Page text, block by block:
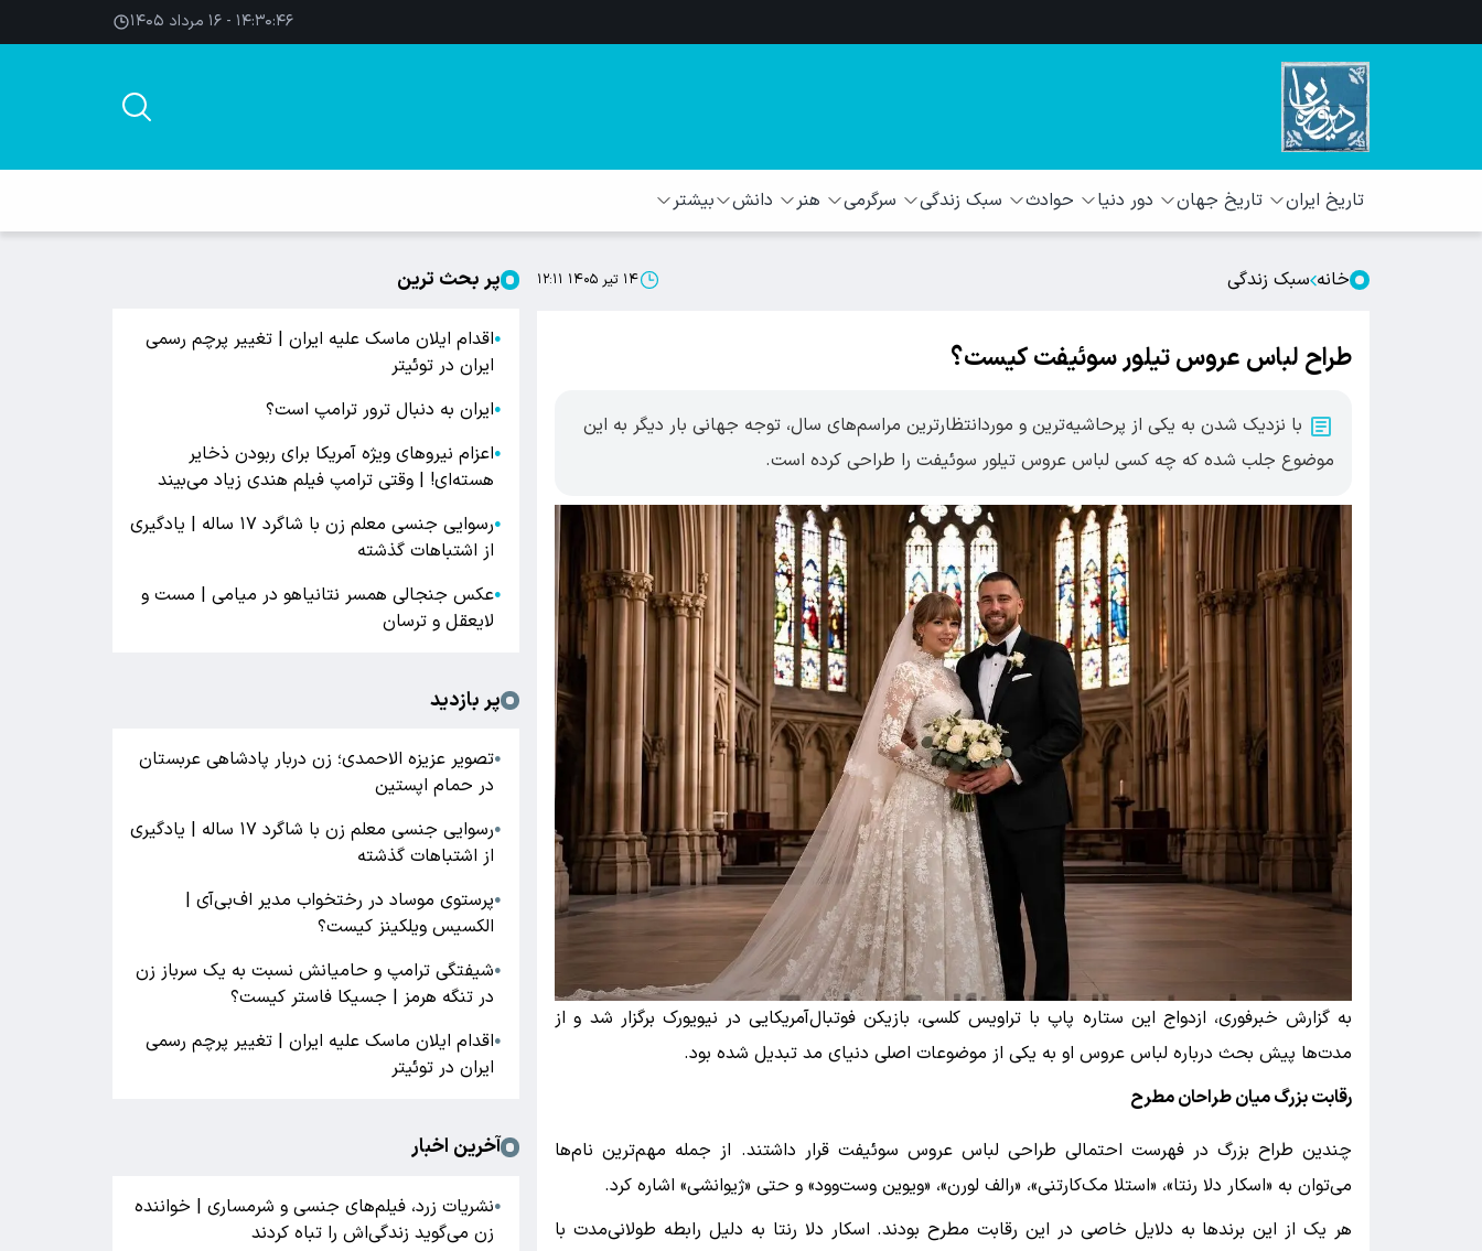
۱۴:۳۰:۴۶ - ۱۶ مرداد ۱۴۰۵
تاریخ ایران تاریخ جهان دور دنیا حوادث سبک زندگی سرگرمی هنر دانش بیشتر
خانه سبک زندگی ۱۴ تیر ۱۴۰۵ ۱۲:۱۱
طراح لباس عروس تیلور سوئیفت کیست؟
با نزدیک شدن به یکی از پرحاشیه‌ترین و موردانتظارترین مراسم‌های سال، توجه جهانی بار دیگر به این
موضوع جلب شده که چه کسی لباس عروس تیلور سوئیفت را طراحی کرده است.
به گزارش خبرفوری، ازدواج این ستاره پاپ با تراویس کلسی، بازیکن فوتبال‌آمریکایی در نیویورک برگزار شد و از
مدت‌ها پیش بحث درباره لباس عروس او به یکی از موضوعات اصلی دنیای مد تبدیل شده بود.
رقابت بزرگ میان طراحان مطرح
چندین طراح بزرگ در فهرست احتمالی طراحی لباس عروس سوئیفت قرار داشتند. از جمله مهم‌ترین نام‌ها
می‌توان به «اسکار دلا رنتا»، «استلا مک‌کارتنی»، «رالف لورن»، «ویوین وست‌وود» و حتی «ژیوانشی» اشاره کرد.
هر یک از این برندها به دلایل خاصی در این رقابت مطرح بودند. اسکار دلا رنتا به دلیل رابطه طولانی‌مدت با
پر بحث ترین
●اقدام ایلان ماسک علیه ایران | تغییر پرچم رسمی
ایران در توئیتر
●ایران به دنبال ترور ترامپ است؟
●اعزام نیروهای ویژه آمریکا برای ربودن ذخایر
هسته‌ای! | وقتی ترامپ فیلم هندی زیاد می‌بیند
●
رسوایی جنسی معلم زن با شاگرد ۱۷ ساله | یادگیری
از اشتباهات گذشته
●عکس جنجالی همسر نتانیاهو در میامی | مست و
لایعقل و ترسان
پر بازدید
●تصویر عزیزه الاحمدی؛ زن دربار پادشاهی عربستان
در حمام اپستین
●
رسوایی جنسی معلم زن با شاگرد ۱۷ ساله | یادگیری
از اشتباهات گذشته
●پرستوی موساد در رختخواب مدیر اف‌بی‌آی |
الکسیس ویلکینز کیست؟
●شیفتگی ترامپ و حامیانش نسبت به یک سرباز زن
در تنگه هرمز | جسیکا فاستر کیست؟
●اقدام ایلان ماسک علیه ایران | تغییر پرچم رسمی
ایران در توئیتر
آخرین اخبار
●نشریات زرد، فیلم‌های جنسی و شرمساری | خواننده
زن می‌گوید زندگی‌اش را تباه کردند